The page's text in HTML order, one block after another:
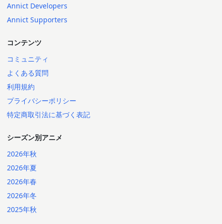
Annict Developers
Annict Supporters
コンテンツ
コミュニティ
よくある質問
利用規約
プライバシーポリシー
特定商取引法に基づく表記
シーズン別アニメ
2026年秋
2026年夏
2026年春
2026年冬
2025年秋